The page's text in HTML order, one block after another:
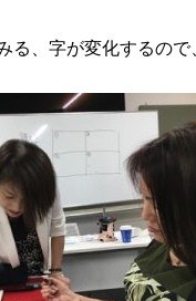
る、字が変化するので